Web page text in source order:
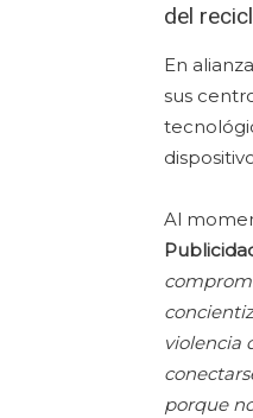
del
En
sus
Al
violencia
porque